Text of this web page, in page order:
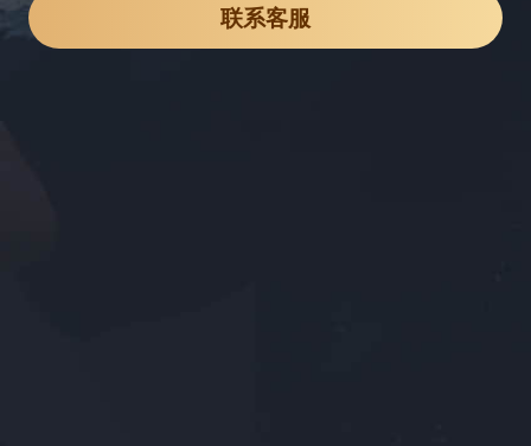
联系客服